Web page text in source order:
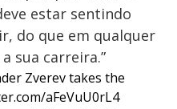
estar sentindo
do que em qualquer
sua carreira.”
Zverev takes the
aFeVuU0rL4